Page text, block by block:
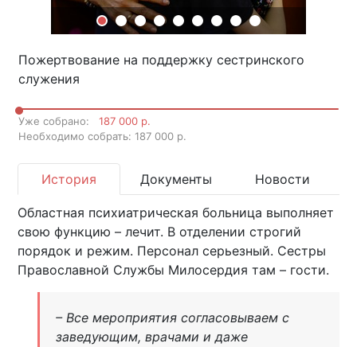
Пожертвование на поддержку сестринского
служения
Уже собрано:
187 000 р.
Необходимо собрать: 187 000 р.
История Документы Новости
Областная психиатрическая больница выполняет
свою функцию – лечит. В отделении строгий
порядок и режим. Персонал серьезный. Сестры
Православной Службы Милосердия там – гости.
– Все мероприятия согласовываем с
заведующим, врачами и даже